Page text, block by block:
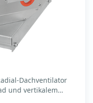
Dachventilator
und vertikalem